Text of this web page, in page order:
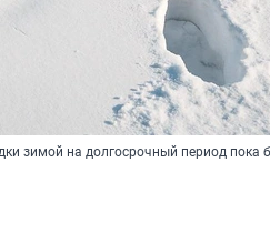
зимой на долгосрочный период пока